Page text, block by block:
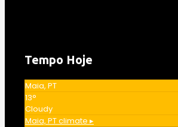
Tempo Hoje
Maia, PT
13°
Cloudy
Maia, PTclimate ▸